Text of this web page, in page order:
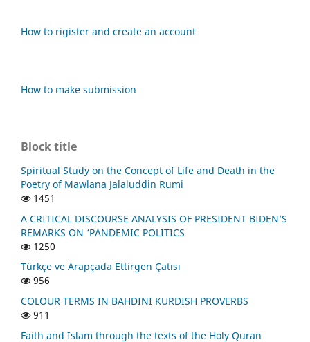
How to rigister and create an account
How to make submission
Block title
Spiritual Study on the Concept of Life and Death in the
Poetry of Mawlana Jalaluddin Rumi
1451
A CRITICAL DISCOURSE ANALYSIS OF PRESIDENT BIDEN’S
REMARKS ON ‘PANDEMIC POLITICS
1250
Türkçe ve Arapçada Ettirgen Çatısı
956
COLOUR TERMS IN BAHDINI KURDISH PROVERBS
911
Faith and Islam through the texts of the Holy Quran